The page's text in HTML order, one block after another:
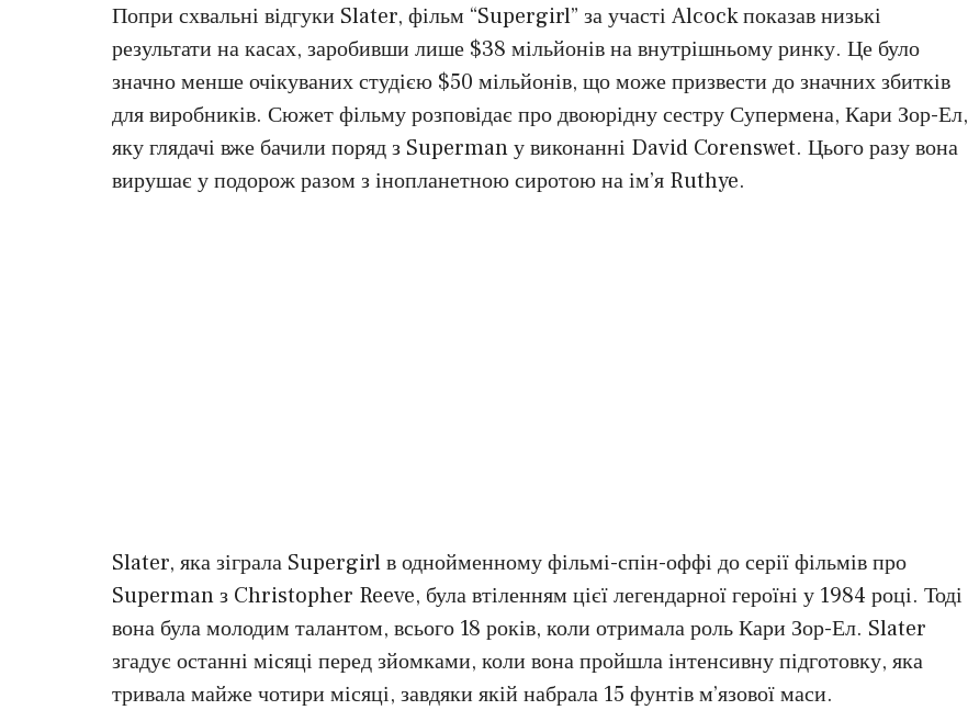
Попри схвальні відгуки Slater, фільм “Supergirl” за участі Alcock показав низькі
результати на касах, заробивши лише $38 мільйонів на внутрішньому ринку. Це було
значно менше очікуваних студією $50 мільйонів, що може призвести до значних збитків
для виробників. Сюжет фільму розповідає про двоюрідну сестру Супермена, Кари Зор-Ел,
яку глядачі вже бачили поряд з Superman у виконанні David Corenswet. Цього разу вона
вирушає у подорож разом з інопланетною сиротою на ім’я Ruthye.
Slater, яка зіграла Supergirl в однойменному фільмі-спін-оффі до серії фільмів про
Superman з Christopher Reeve, була втіленням цієї легендарної героїні у 1984 році. Тоді
вона була молодим талантом, всього 18 років, коли отримала роль Кари Зор-Ел. Slater
згадує останні місяці перед зйомками, коли вона пройшла інтенсивну підготовку, яка
тривала майже чотири місяці, завдяки якій набрала 15 фунтів м’язової маси.